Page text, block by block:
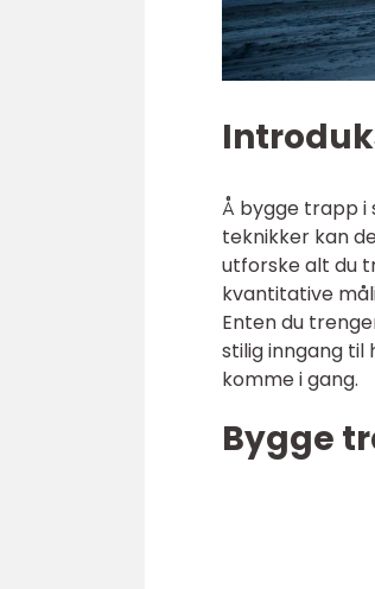
Å bygge trapp i
teknikker kan
utforske alt du
kvantitative
Enten du
stilig inngang til
komme i gang.
Bygge